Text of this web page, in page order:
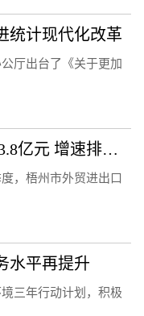
统计现代化改革
厅出台了《关于更加
梧州一季度外贸进出口总值23.8亿元 增速排名全区第二
，梧州市外贸进出口
水平再提升
三年行动计划，积极